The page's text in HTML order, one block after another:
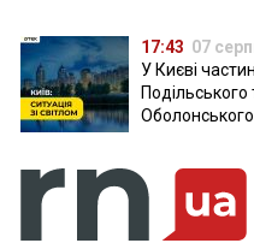
17:43 07
У Києві
Подільського